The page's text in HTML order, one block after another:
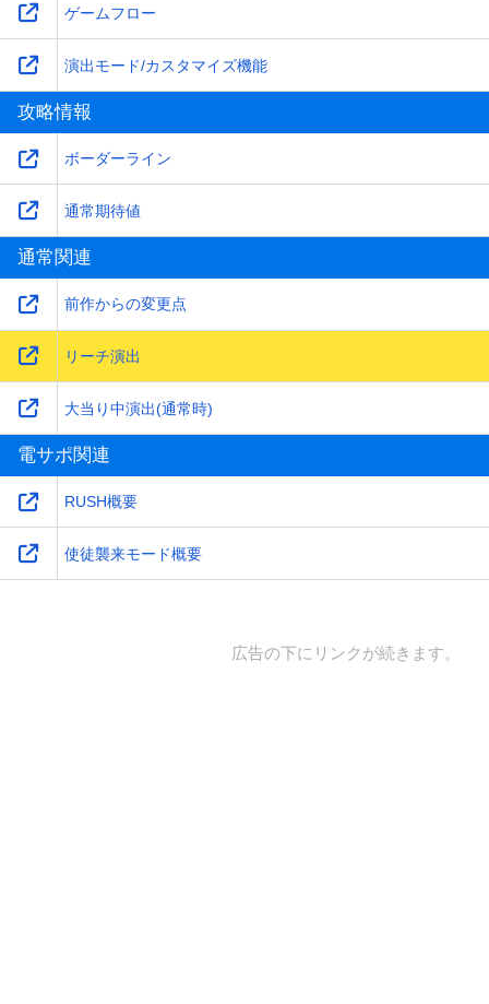
ゲームフロー
演出モード/カスタマイズ機能
攻略情報
ボーダーライン
通常期待値
通常関連
前作からの変更点
リーチ演出
大当り中演出(通常時)
電サポ関連
RUSH概要
使徒襲来モード概要
広告の下にリンクが続きます。